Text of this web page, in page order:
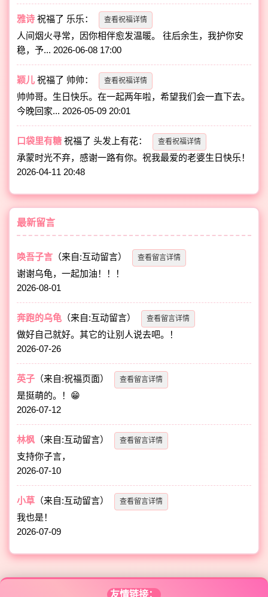
雅诗 祝福了 乐乐： 查看祝福详情
人间烟火寻常，因你相伴愈发温暖。 往后余生，我护你安
稳，予... 2026-06-08 17:00
颖儿 祝福了 帅帅： 查看祝福详情
帅帅哥。生日快乐。在一起两年啦，希望我们会一直下去。
今晚回家... 2026-05-09 20:01
口袋里有糖 祝福了头发上有花： 查看祝福详情
承蒙时光不弃，感谢一路有你。祝我最爱的老婆生日快乐！
2026-04-11 20:48
最新留言
唤吾子言 （来自:互动留言） 查看留言详情
谢谢乌龟，一起加油！！！
2026-08-01
奔跑的乌龟 （来自:互动留言） 查看留言详情
做好自己就好。其它的让别人说去吧。！
2026-07-26
英子 （来自:祝福页面） 查看留言详情
是挺萌的。！😁
2026-07-12
林枫 （来自:互动留言） 查看留言详情
支持你子言，
2026-07-10
小草 （来自:互动留言） 查看留言详情
我也是！
2026-07-09
友情链接：